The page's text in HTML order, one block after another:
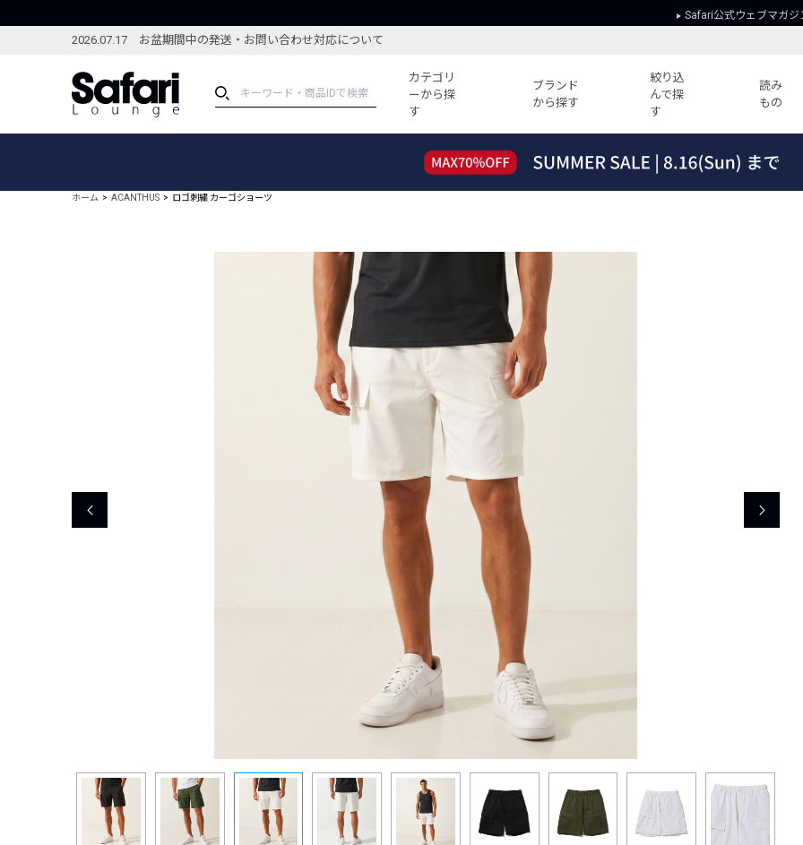
Safari公式ウェブマガジ
2026.07.17 お盆期間中の発送・お問い合わせ対応について
カテゴリ
ーから探
す
ブランド
から探す
絞り込
んで探
す
読み
もの
ブランドから探す
コーディネート
編集部のおすすめコーディネート
すべての記事
HOTなコーデ TOP20
新ブランドご紹介！
人気記事ランキング
バイヤーズ レコメンド
今週の別注アイテム
ウィークリーコーデ
レコメンドアイテム
セールおすすめアイテム
人気アイテム TOP 15
プライバシー
ホーム ACANTHUS ロゴ刺繍 カーゴショーツ